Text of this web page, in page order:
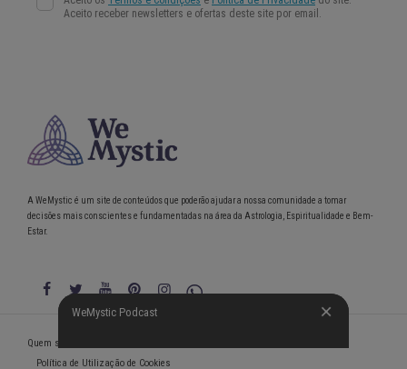
WeMystic Podcast
A WeMystic é um site de conteúdos que poderão ajudar a nossa comunidade a tomar
decisões mais conscientes e fundamentadas na área da Astrologia, Espiritualidade e Bem-
Estar.
WeMystic Podcast
Quem somos
Política de Utilização de Cookies